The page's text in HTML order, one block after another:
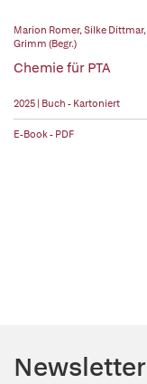
Marion Romer,Silke Dittmar,
Grimm (Begr.)
Chemie für PTA
2025 | Buch - Kartoniert
E-Book - PDF
Newsletter